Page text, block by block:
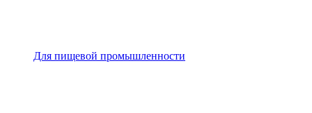
Для пищевой промышленности